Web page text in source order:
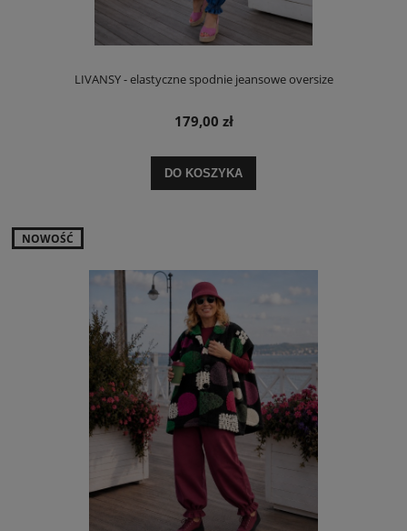
LIVANSY - elastyczne spodnie jeansowe oversize
179,00 zł
DO KOSZYKA
NOWOŚĆ